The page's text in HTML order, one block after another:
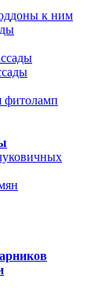
к ним
фитоламп